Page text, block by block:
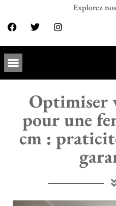
Explorez
Optimiser
pour une
cm :